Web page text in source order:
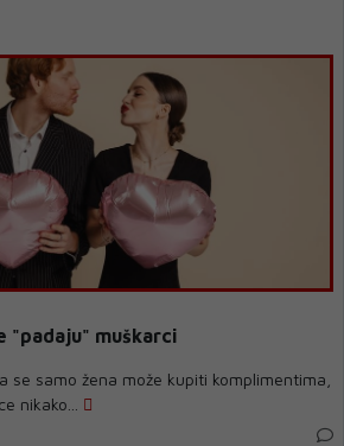
"padaju" muškarci
se samo žena može kupiti komplimentima,
nikako...